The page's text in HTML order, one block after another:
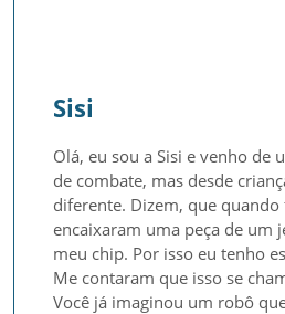
Sisi
Olá, eu sou a Sisi e venho de
de combate, mas desde
diferente. Dizem, que
encaixaram uma peça de um
meu chip. Por isso eu tenho
Me contaram que isso se
Você já imaginou um robô